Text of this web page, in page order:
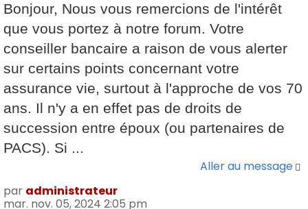
Bonjour, Nous vous remercions de l'intérêt
que vous portez à notre forum. Votre
conseiller bancaire a raison de vous alerter
sur certains points concernant votre
assurance vie, surtout à l'approche de vos 70
ans. Il n'y a en effet pas de droits de
succession entre époux (ou partenaires de
PACS). Si ...
Aller au message
par administrateur
mar. nov. 05, 2024 2:05 pm